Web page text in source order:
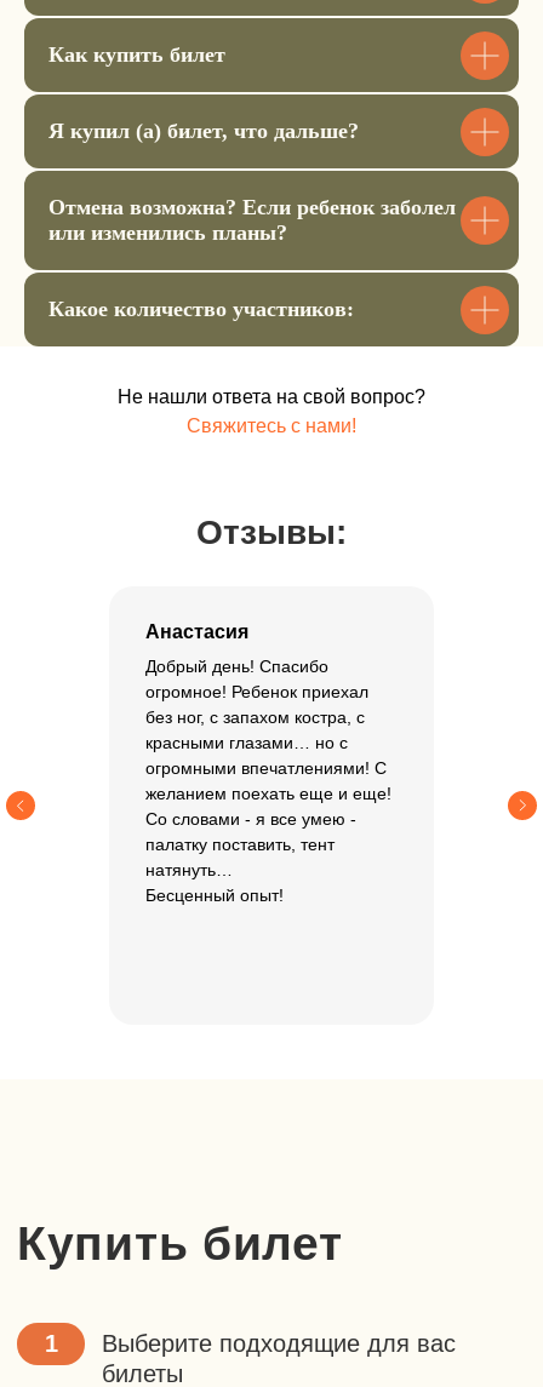
Как купить билет
Я купил (а) билет, что дальше?
Отмена возможна? Если ребенок заболел
или изменились планы?
Какое количество участников:
Не нашли ответа на свой вопрос?
Свяжитесь с нами!
Отзывы:
Анастасия
Добрый день! Спасибо
огромное! Ребенок приехал
без ног, с запахом костра, с
красными глазами… но с
огромными впечатлениями! С
желанием поехать еще и еще!
Со словами - я все умею -
палатку поставить, тент
натянуть…
Бесценный опыт!
Аренда сидушки
500 ₽
Забронировать место
постепенную стадию.
👌 переплату и процент нет
Вы можете оставить заявку
или позвонить по номеру
Бронь действует 48 часов.